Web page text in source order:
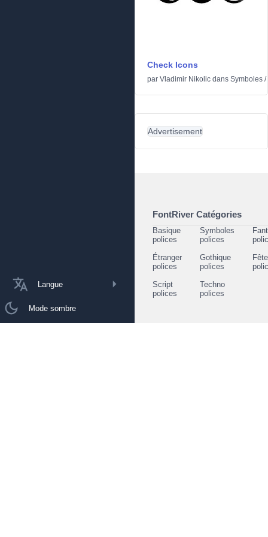
Langue
Mode sombre
Check Icons
par Vladimir Nikolic dans Symboles /
Advertisement
FontRiver Catégories
Basique
polices
Symboles
polices
Étranger
polices
Gothique
polices
Script
polices
Techno
polices